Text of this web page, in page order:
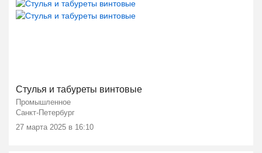
Стулья и табуреты винтовые
Промышленное
Санкт-Петербург
27 марта 2025 в 16:10